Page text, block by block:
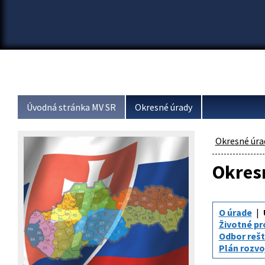
Úvodná stránka MV SR Okresné úrady
Okresné
O úrade
Životné
Odbor
Plán